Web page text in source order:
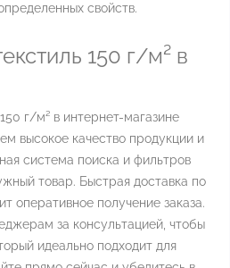
свойств.
150 г/м² в
г/м² в интернет-магазине
высокое качество продукции и
система поиска и фильтров
товар. Быстрая доставка по
оперативное получение заказа.
за консультацией, чтобы
идеально подходит для